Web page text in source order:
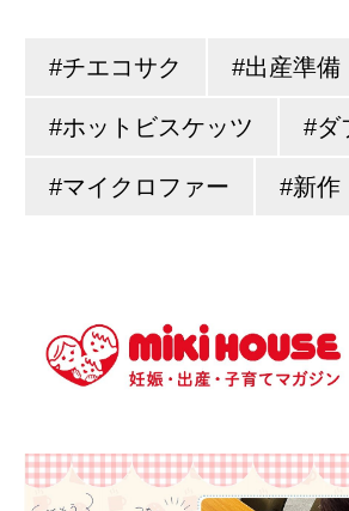
#チエコサク #出産準備
#ホットビスケッツ #ダ
#マイクロファー #新作